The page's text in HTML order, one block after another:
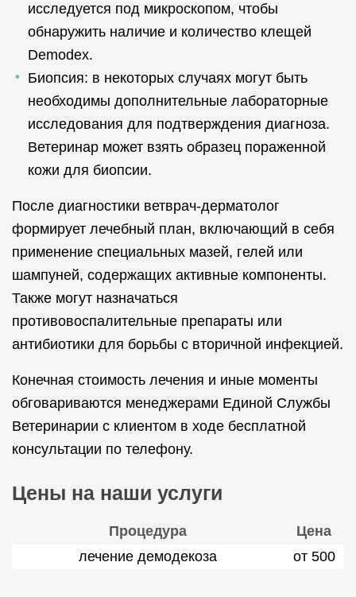
исследуется под микроскопом, чтобы
обнаружить наличие и количество клещей
Demodex.
Биопсия: в некоторых случаях могут быть
необходимы дополнительные лабораторные
исследования для подтверждения диагноза.
Ветеринар может взять образец пораженной
кожи для биопсии.
После диагностики ветврач-дерматолог
формирует лечебный план, включающий в себя
применение специальных мазей, гелей или
шампуней, содержащих активные компоненты.
Также могут назначаться
противовоспалительные препараты или
антибиотики для борьбы с вторичной инфекцией.
Конечная стоимость лечения и иные моменты
обговариваются менеджерами Единой Службы
Ветеринарии с клиентом в ходе бесплатной
консультации по телефону.
Цены на наши услуги
Процедура
Цена
лечение демодекоза
от 500